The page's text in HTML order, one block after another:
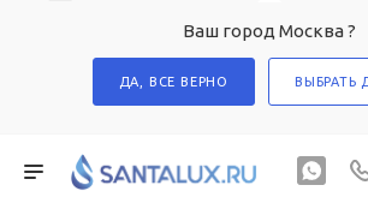
Ваш город Москва ?
ДА, ВСЕ ВЕРНО ВЫБРАТЬ